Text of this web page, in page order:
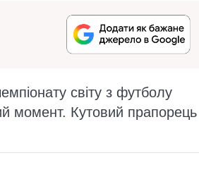
світу з футболу
момент. Кутовий прапорець